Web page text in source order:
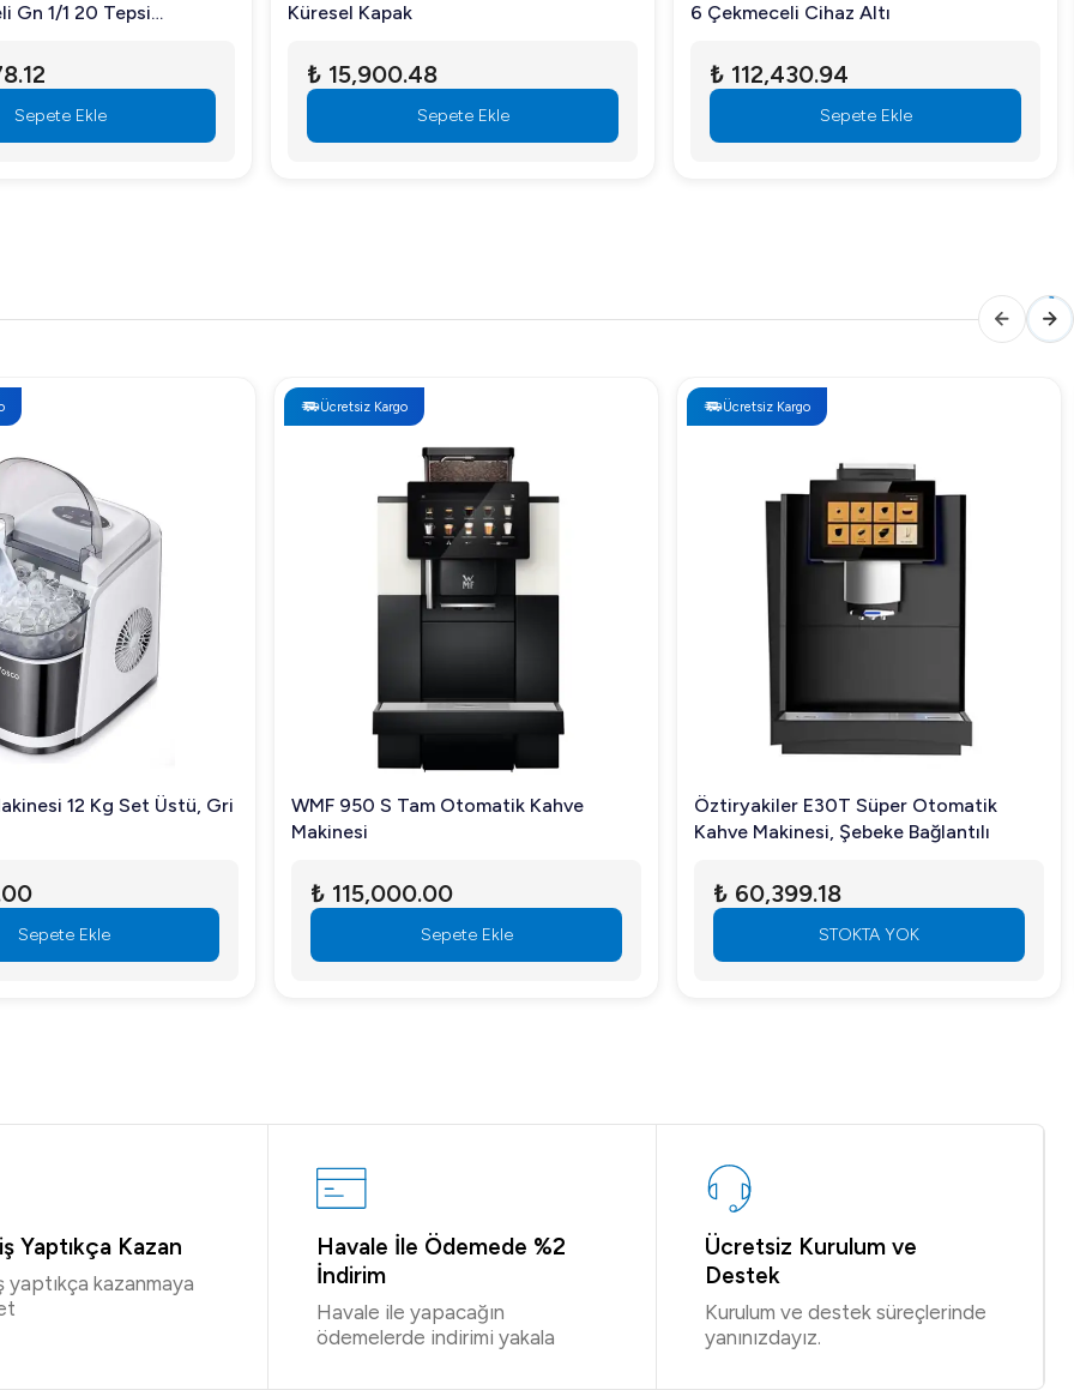
Gn 1/1 20 Tepsi
Sepete Ekle
Küresel Kapak
₺ 15,900.48
Sepete Ekle
6 Çekmeceli Cihaz Altı
₺ 112,430.94
Sepete Ekle
12 Kg Set Üstü, Gri
Sepete Ekle
Ücretsiz Kargo
WMF 950 S Tam Otomatik Kahve
Makinesi
₺ 115,000.00
Sepete Ekle
Ücretsiz Kargo
Öztiryakiler E30T Süper Otomatik
Kahve Makinesi, Şebeke Bağlantılı
₺ 60,399.18
STOKTA YOK
Yaptıkça Kazan
yaptıkça kazanmaya
Havale İle Ödemede %2
İndirim
Havale ile yapacağın
ödemelerde indirimi yakala
Ücretsiz Kurulum ve
Destek
Kurulum ve destek süreçlerinde
yanınızdayız.